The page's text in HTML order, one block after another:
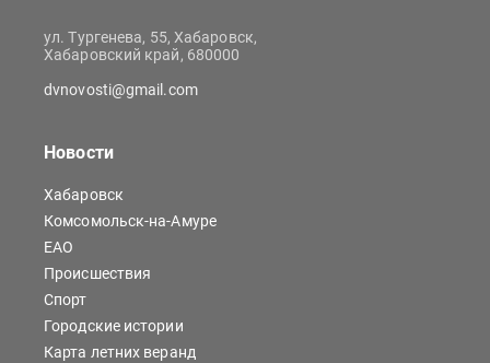
ул. Тургенева, 55, Хабаровск,
Хабаровский край, 680000
dvnovosti@gmail.com
Новости
Хабаровск
Комсомольск-на-Амуре
ЕАО
Происшествия
Спорт
Городские истории
Карта летних веранд